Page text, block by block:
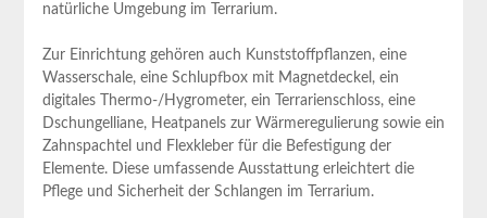
natürliche Umgebung im Terrarium.
Zur Einrichtung⁤ gehören ​auch Kunststoffpflanzen,⁣ eine
⁣Wasserschale, eine Schlupfbox mit Magnetdeckel,‍ ein
digitales ‌Thermo-/Hygrometer, ein ⁣Terrarienschloss, eine
Dschungelliane, Heatpanels zur Wärmeregulierung sowie ein
Zahnspachtel und Flexkleber für ‍die Befestigung der
Elemente. Diese ‍umfassende Ausstattung erleichtert die
Pflege und Sicherheit der Schlangen ‍im Terrarium.